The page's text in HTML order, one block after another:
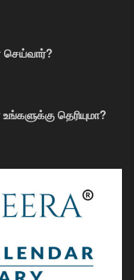
செய்வார்?
தெரியுமா?